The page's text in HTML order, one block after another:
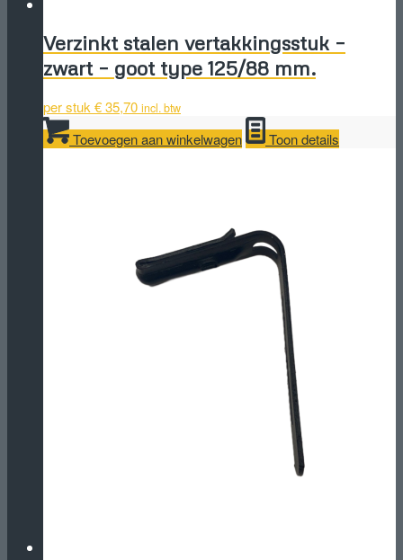
Verzinkt stalen vertakkingsstuk –
zwart – goot type 125/88 mm.
per stuk €35,70 incl. btw
Toevoegen aan winkelwagen Toon details